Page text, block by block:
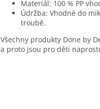
Materiál: 100 % PP
Údržba: Vhodné do
troubě.
Všechny produkty Done by
a proto jsou pro děti